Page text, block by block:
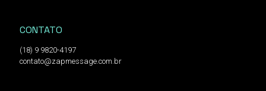
CONTATO
(18) 9 9820-4197
contato@zapmessage.com.br